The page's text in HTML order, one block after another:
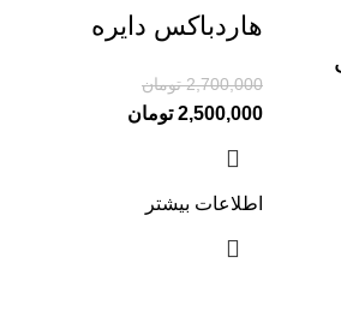
هاردباکس دایره
2,700,000 تومان
2,500,000 تومان
اطلاعات بیشتر